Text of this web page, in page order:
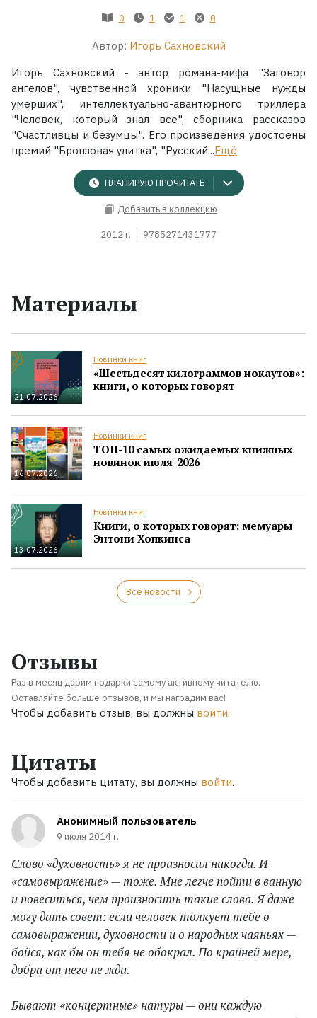
0 1 1 0
Автор: Игорь Сахновский
Игорь Сахновский - автор романа-мифа "Заговор
ангелов", чувственной хроники "Насущные нужды
умерших", интеллектуально-авантюрного триллера
"Человек, который знал все", сборника рассказов
"Счастливцы и безумцы". Его произведения удостоены
премий "Бронзовая улитка", "Русский...Ещё
ПЛАНИРУЮ ПРОЧИТАТЬ
Добавить в коллекцию
2012 г. 9785271431777
Материалы
21.07.2026
Новинки книг
«Шестьдесят килограммов нокаутов»:
книги, о которых говорят
16.07.2026
Новинки книг
ТОП-10 самых ожидаемых книжных
новинок июля-2026
13.07.2026
Новинки книг
Книги, о которых говорят: мемуары
Энтони Хопкинса
Все новости
Отзывы
Раз в месяц дарим подарки самому активному читателю.
Оставляйте больше отзывов, и мы наградим вас!
Чтобы добавить отзыв, вы должны войти.
Цитаты
Чтобы добавить цитату, вы должны войти.
Анонимный пользователь
9 июля 2014 г.
Слово «духовность» я не произносил никогда. И
«самовыражение» — тоже. Мне легче пойти в ванную
и повеситься, чем произносить такие слова. Я даже
могу дать совет: если человек толкует тебе о
самовыражении, духовности и о народных чаяньях —
бойся, как бы он тебя не обокрал. По крайней мере,
добра от него не жди.
Бывают «концертные» натуры — они каждую